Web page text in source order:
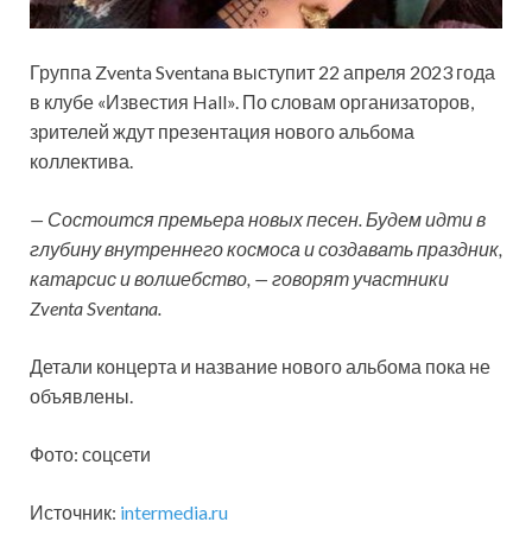
Группа Zventa Sventana выступит 22 апреля 2023 года
в клубе «Известия Hall». По словам организаторов,
зрителей ждут презентация нового альбома
коллектива.
— Состоится премьера новых песен. Будем идти в
глубину внутреннего космоса и создавать праздник,
катарсис и волшебство, — говорят участники
Zventa Sventana.
Детали концерта и название нового альбома пока не
объявлены.
Фото: соцсети
Источник: intermedia.ru